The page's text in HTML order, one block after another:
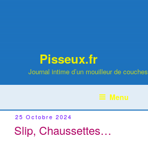
Pisseux.fr
Journal intime d’un mouilleur de couches
Menu
Publié
Le
25 Octobre 2024
Slip, Chaussettes…